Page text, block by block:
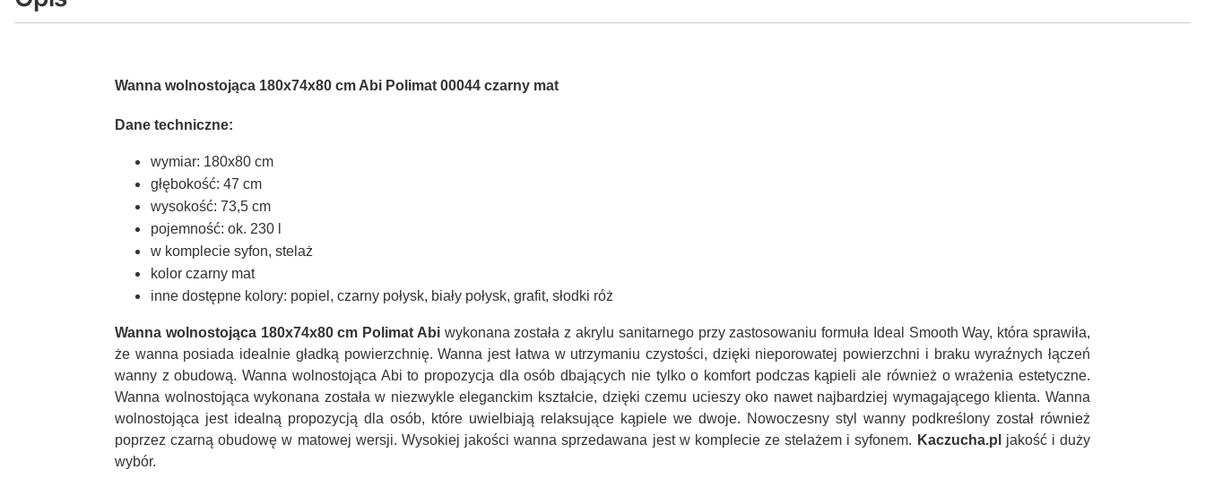
Wanna wolnostojąca 180x74x80 cm Abi Polimat 00044 czarny mat
Dane techniczne:
wymiar: 180x80 cm
głębokość: 47 cm
wysokość: 73,5 cm
pojemność: ok. 230 l
w komplecie syfon, stelaż
kolor czarny mat
inne dostępne kolory: popiel, czarny połysk, biały połysk, grafit, słodki róż
Wanna wolnostojąca 180x74x80 cm Polimat Abiwykonana została z akrylu sanitarnego przy zastosowaniu formuła Ideal Smooth Way, która sprawiła,
że wanna posiada idealnie gładką powierzchnię. Wanna jest łatwa w utrzymaniu czystości, dzięki nieporowatej powierzchni i braku wyraźnych łączeń
wanny z obudową. Wanna wolnostojąca Abi to propozycja dla osób dbających nie tylko o komfort podczas kąpieli ale również o wrażenia estetyczne.
Wanna wolnostojąca wykonana została w niezwykle eleganckim kształcie, dzięki czemu ucieszy oko nawet najbardziej wymagającego klienta. Wanna
wolnostojąca jest idealną propozycją dla osób, które uwielbiają relaksujące kąpiele we dwoje. Nowoczesny styl wanny podkreślony został również
poprzez czarną obudowę w matowej wersji. Wysokiej jakości wanna sprzedawana jest w komplecie ze stelażem i syfonem. Kaczucha.pl
jakość i duży
wybór.